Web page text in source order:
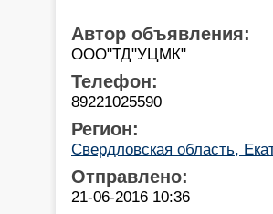
Автор объявления:
ООО"ТД"УЦМК"
Телефон:
89221025590
Регион:
Свердловская область,
Отправлено:
21-06-2016 10:36